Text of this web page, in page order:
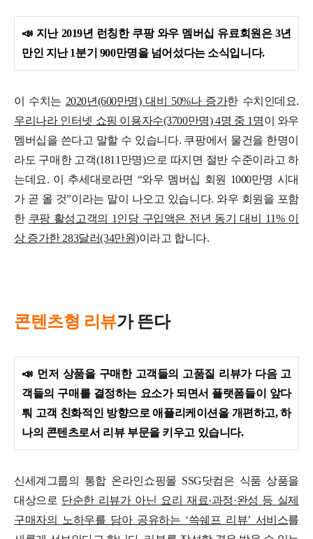
📣 지난 2019년 런칭한 쿠팡 와우 멤버십 유료회원은 3년
만인 지난 1분기 900만명을 넘어섰다는 소식입니다.
이 수치는 2020년(600만명) 대비 50%나 증가한 수치인데요.
우리나라 인터넷 쇼핑 이용자수(3700만명) 4명 중 1명이 와우
멤버십을 쓴다고 말할 수 있습니다. 쿠팡에서 물건을 한명이
라도 구매한 고객(1811만명)으로 따지면 절반 수준이라고 하
는데요. 이 추세대로라면 “와우 멤버십 회원 1000만명 시대
가 곧 올 것”이라는 말이 나오고 있습니다. 와우 회원을 포함
한 쿠팡 활성고객의 1인당 구입액은 전년 동기 대비 11% 이
상 증가한 283달러(34만원)이라고 합니다.
콘텐츠형 리뷰가 뜬다
📣 먼저 상품을 구매한 고객들의 고품질 리뷰가 다음 고
객들의 구매를 결정하는 요소가 되면서 플랫폼들이 앞다
퉈 고객 친화적인 방향으로 애플리케이션을 개편하고, 하
나의 콘텐츠로서 리뷰 부문을 키우고 있습니다.
신세계그룹의 통합 온라인쇼핑몰 SSG닷컴은 식품 상품을
대상으로 단순한 리뷰가 아닌 요리 재료·과정·완성 등 실제
구매자의 노하우를 담아 공유하는 ‘쓱쉐프 리뷰’ 서비스를